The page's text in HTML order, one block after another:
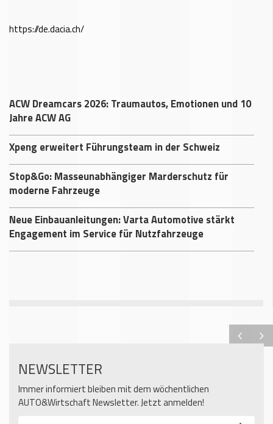
https://de.dacia.ch/
ACW Dreamcars 2026: Traumautos, Emotionen und 10
Jahre ACW AG
Xpeng erweitert Führungsteam in der Schweiz
Stop&Go: Masseunabhängiger Marderschutz für
moderne Fahrzeuge
Neue Einbauanleitungen: Varta Automotive stärkt
Engagement im Service für Nutzfahrzeuge
NEWSLETTER
Immer informiert bleiben mit dem wöchentlichen
AUTO&Wirtschaft Newsletter. Jetzt anmelden!